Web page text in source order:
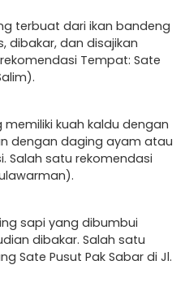
terbuat dari ikan bandeng
dibakar, dan disajikan
Tempat: Sate
kuah kaldu dengan
dengan daging ayam atau
Salah satu rekomendasi
sapi yang dibumbui
dibakar. Salah satu
Sate Pusut Pak Sabar di Jl.